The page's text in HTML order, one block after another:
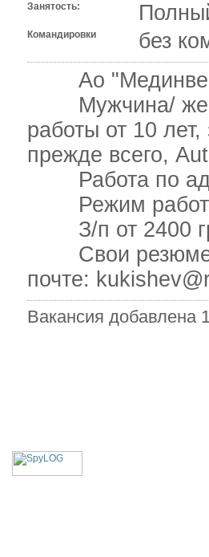
Занятость:
Командировки
без
Ао
Мужчина/
работы от 10
прежде всего,
Работа по
Режим работы:
З/п от 2400
Свои резюме
почте:
Вакансия добавлена